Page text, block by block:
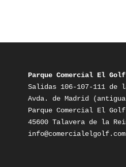
Parque Comercial El Golf
Salidas 106-107-111 de
Avda. de Madrid
Parque Comercial El Golf
info@comercialelgolf.com